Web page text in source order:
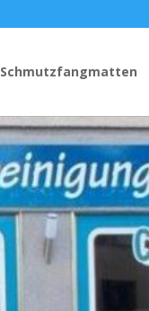
Schmutzfangmatten